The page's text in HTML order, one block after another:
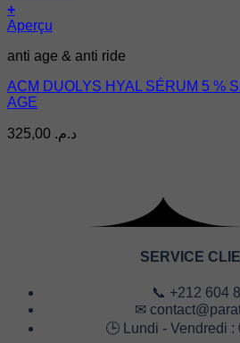
+
Aperçu
anti age & anti ride
ACM DUOLYS HYAL SÉRUM 5 %
AGE
د.م.
SERVICE
📞 +212 604
✉
🕒 Lundi - Vendredi :